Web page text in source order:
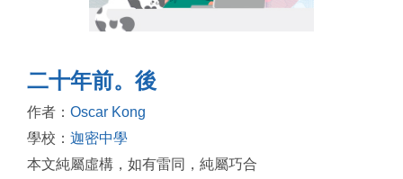
二十年前。後
作者： Oscar Kong
學校： 迦密中學
本文純屬虛構，如有雷同，純屬巧合